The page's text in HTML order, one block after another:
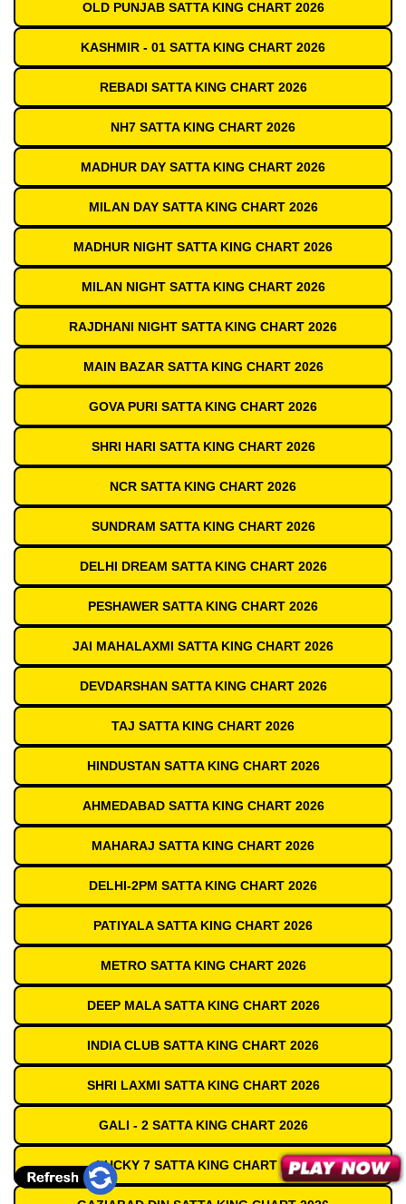
OLD PUNJAB SATTA KING CHART 2026
KASHMIR - 01 SATTA KING CHART 2026
REBADI SATTA KING CHART 2026
NH7 SATTA KING CHART 2026
MADHUR DAY SATTA KING CHART 2026
MILAN DAY SATTA KING CHART 2026
MADHUR NIGHT SATTA KING CHART 2026
MILAN NIGHT SATTA KING CHART 2026
RAJDHANI NIGHT SATTA KING CHART 2026
MAIN BAZAR SATTA KING CHART 2026
GOVA PURI SATTA KING CHART 2026
SHRI HARI SATTA KING CHART 2026
NCR SATTA KING CHART 2026
SUNDRAM SATTA KING CHART 2026
DELHI DREAM SATTA KING CHART 2026
PESHAWER SATTA KING CHART 2026
JAI MAHALAXMI SATTA KING CHART 2026
DEVDARSHAN SATTA KING CHART 2026
TAJ SATTA KING CHART 2026
HINDUSTAN SATTA KING CHART 2026
AHMEDABAD SATTA KING CHART 2026
MAHARAJ SATTA KING CHART 2026
DELHI-2PM SATTA KING CHART 2026
PATIYALA SATTA KING CHART 2026
METRO SATTA KING CHART 2026
DEEP MALA SATTA KING CHART 2026
INDIA CLUB SATTA KING CHART 2026
SHRI LAXMI SATTA KING CHART 2026
GALI - 2 SATTA KING CHART 2026
LUCKY 7 SATTA KING CHART 2026